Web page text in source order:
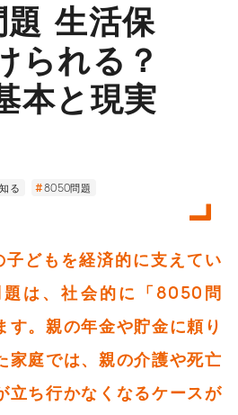
生活保
られる？
本と現実
る 8050問題
どもを経済的に支えてい
は、社会的に「8050問
す。親の年金や貯金に頼り
家庭では、親の介護や死亡
立ち行かなくなるケースが